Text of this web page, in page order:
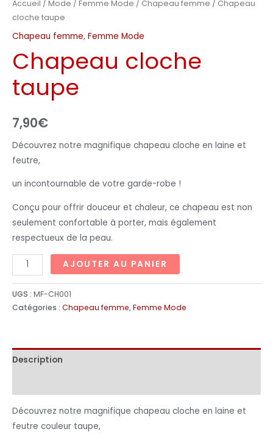
Accueil / Mode / Femme Mode / Chapeau femme / Chapeau
cloche taupe
Chapeau femme, Femme Mode
Chapeau cloche
taupe
7,90€
Découvrez notre magnifique chapeau cloche en laine et
feutre,
un incontournable de votre garde-robe !
Conçu pour offrir douceur et chaleur, ce chapeau est non
seulement confortable à porter, mais également
respectueux de la peau.
AJOUTER AU PANIER
UGS : MF-CH001
Catégories : Chapeau femme,Femme Mode
Description
Découvrez notre magnifique chapeau cloche en laine et
feutre couleur taupe,